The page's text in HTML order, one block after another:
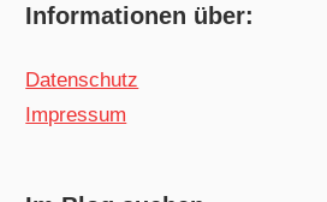
Informationen über:
Datenschutz
Impressum